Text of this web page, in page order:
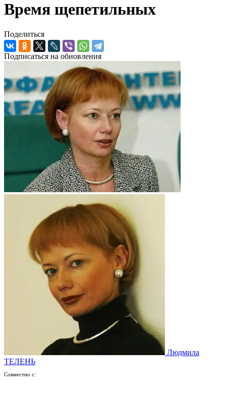
Время щепетильных
Поделиться
Подписаться на обновления
Людмила
ТЕЛЕНЬ
Совместно с: